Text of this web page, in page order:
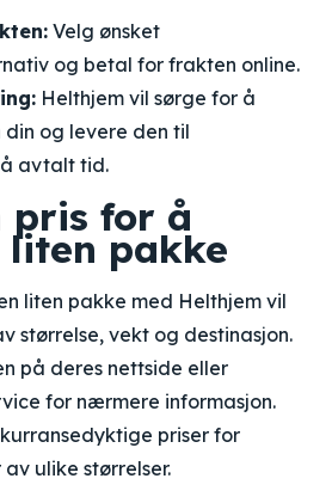
Velg ønsket
og betal for frakten online.
Helthjem vil sørge for å
din og levere den til
avtalt tid.
pris for å
liten pakke
liten pakke med Helthjem vil
størrelse, vekt og destinasjon.
på deres nettside eller
for nærmere informasjon.
priser for
ulike størrelser.